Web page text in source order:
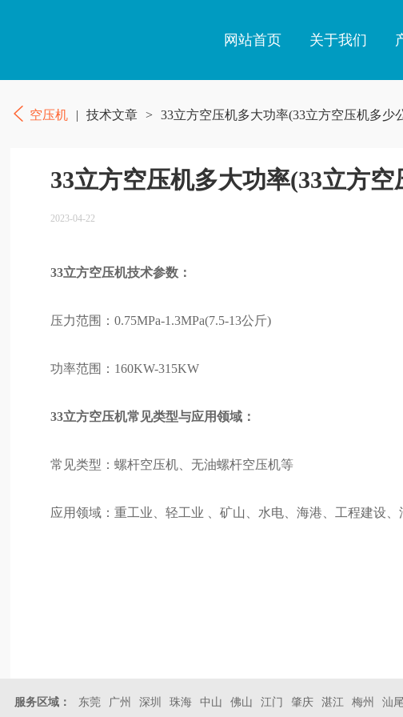
网站首页 关于我们
空压机 | 技术文章 > 33立方空压机多大功率(33立方空压机多少
33立方空压机多大功率(33立方
2023-04-22
33立方空压机技术参数：
压力范围：0.75MPa-1.3MPa(7.5-13公斤)
功率范围：160KW-315KW
33立方空压机常见类型与应用领域：
常见类型：螺杆空压机、无油螺杆空压机等
应用领域：重工业、轻工业 、矿山、水电、海港、工程建设
服务区域： 东莞 广州 深圳 珠海 中山 佛山 江门 肇庆 湛江 梅州 汕尾